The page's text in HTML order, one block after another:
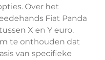
Over het
Fiat Panda
X en Y euro.
te onthouden dat
van specifieke